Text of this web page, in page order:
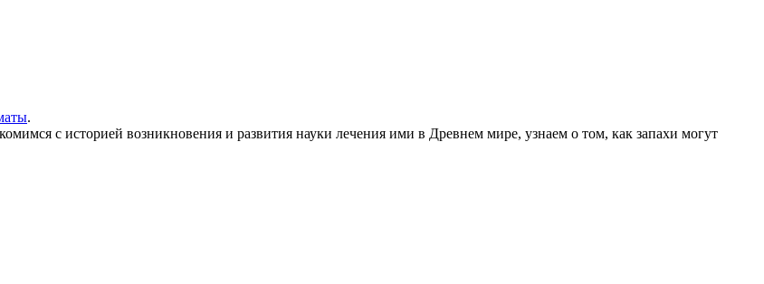
.
с историей возникновения и развития науки лечения ими в Древнем мире, узнаем о том, как запахи могут